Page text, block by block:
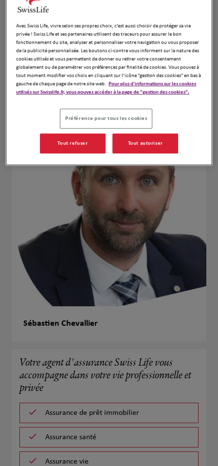
Expertise
Proximité: Un accompagnement personnalisé
pour chaque projet.
Sérénité: Des conseils adaptés pour sécuriser
votre avenir financier.
Notre équipe
Sébastien Chevallier
Votre agent d'assurance Swiss Life vous
accompagne dans votre vie professionnelle et
privée
Assurance de prêt immobilier
Assurance santé
Assurance vie
Avec Swiss Life, vivre selon ses propres choix, c’est aussi choisir de protéger sa vie
privée ! Swiss Life et ses partenaires utilisent des traceurs pour assurer le bon
fonctionnement du site, analyser et personnaliser votre navigation ou vous proposer
de la publicité personnalisée. Les boutons ci-contre vous informent sur la nature des
cookies utilisés et vous permettent de donner ou retirer votre consentement
globalement ou de paramétrer vos préférences par finalité de cookies. Vous pouvez à
tout moment modifier vos choix en cliquant sur l’icône "gestion des cookies" en bas à
gauche de chaque page de notre site web. Pour plus d'informations sur les cookies
utilisés sur Swisslife.fr, vous pouvez accéder à la page de "gestion des cookies".
Préférence pour tous les cookies
Tout refuser Tout autoriser